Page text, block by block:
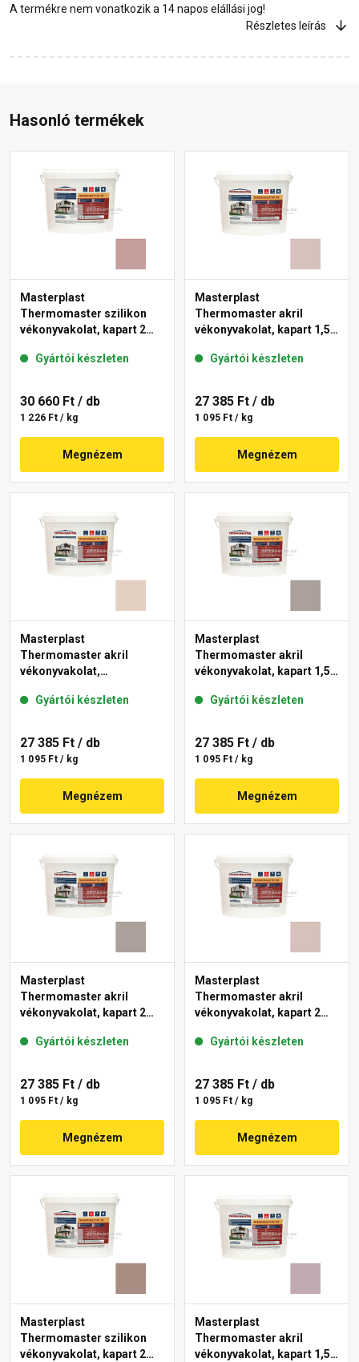
A termékre nem vonatkozik a 14 napos elállási jog!
Részletes leírás
Hasonló termékek
Masterplast
Thermomaster szilikon
vékonyvakolat, kapart 2
Gyártói készleten
30 660 Ft / db
1 226 Ft / kg
Megnézem
Masterplast
Thermomaster akril
vékonyvakolat, kapart 1,5
Gyártói készleten
27 385 Ft / db
1 095 Ft / kg
Megnézem
Masterplast
Thermomaster akril
vékonyvakolat,
44-E 25 kg
Gyártói készleten
27 385 Ft / db
1 095 Ft / kg
Megnézem
Masterplast
Thermomaster akril
vékonyvakolat, kapart 1,5
Gyártói készleten
27 385 Ft / db
1 095 Ft / kg
Megnézem
Masterplast
Thermomaster akril
vékonyvakolat, kapart 2
Gyártói készleten
27 385 Ft / db
1 095 Ft / kg
Megnézem
Masterplast
Thermomaster akril
vékonyvakolat, kapart 2
Gyártói készleten
27 385 Ft / db
1 095 Ft / kg
Megnézem
Masterplast
Thermomaster szilikon
vékonyvakolat, kapart 2
Masterplast
Thermomaster akril
vékonyvakolat, kapart 1,5